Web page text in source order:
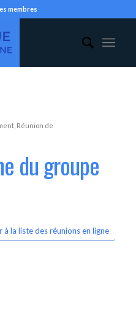
membres
, Réunion de
du groupe
à la liste des réunions en ligne